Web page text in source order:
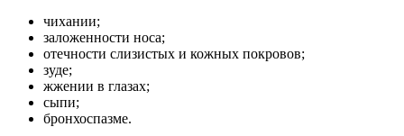
чихании;
заложенности носа;
отечности слизистых и кожных покровов;
зуде;
жжении в глазах;
сыпи;
бронхоспазме.